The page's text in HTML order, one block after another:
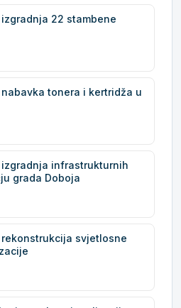
izgradnja 22 stambene
nabavka tonera i kertridža u
izgradnja infrastrukturnih
grada Doboja
rekonstrukcija svjetlosne